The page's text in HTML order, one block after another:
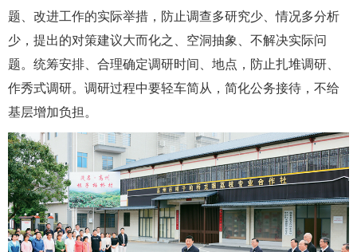
题、改进工作的实际举措，防止调查多研究少、情况多分析
少，提出的对策建议大而化之、空洞抽象、不解决实际问
题。统筹安排、合理确定调研时间、地点，防止扎堆调研、
作秀式调研。调研过程中要轻车简从，简化公务接待，不给
基层增加负担。